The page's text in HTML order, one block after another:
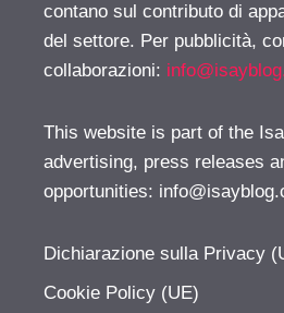
contano sul contributo di
del settore. Per pubblicità,
collaborazioni:
This website is part of the
advertising, press releases
opportunities:
Dichiarazione sulla Privacy
Cookie Policy (UE)